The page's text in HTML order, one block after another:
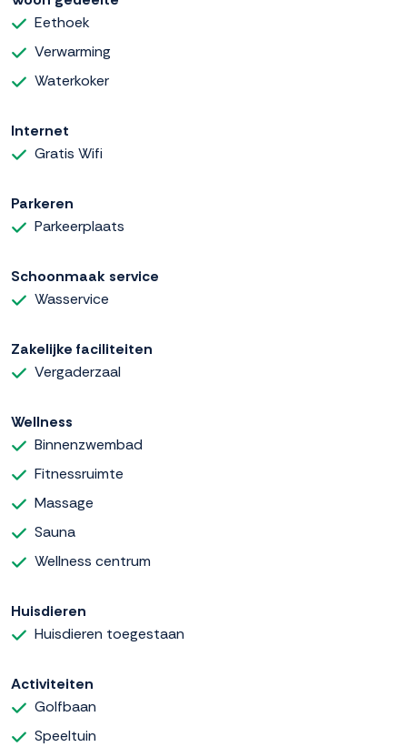
Eethoek
Verwarming
Waterkoker
Internet
Gratis Wifi
Parkeren
Parkeerplaats
Schoonmaak service
Wasservice
Zakelijke faciliteiten
Vergaderzaal
Wellness
Binnenzwembad
Fitnessruimte
Massage
Sauna
Wellness centrum
Huisdieren
Huisdieren toegestaan
Activiteiten
Golfbaan
Speeltuin